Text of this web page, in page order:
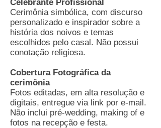
Celebrante Profissional
Cerimônia simbólica, com discurso
personalizado e inspirador sobre a
história dos noivos e temas
escolhidos pelo casal. Não possui
conotação religiosa.
Cobertura Fotográfica da
cerimônia
Fotos editadas, em alta resolução e
digitais, entregue via link por e-mail.
Não inclui pré-wedding, making of e
fotos na recepção e festa.